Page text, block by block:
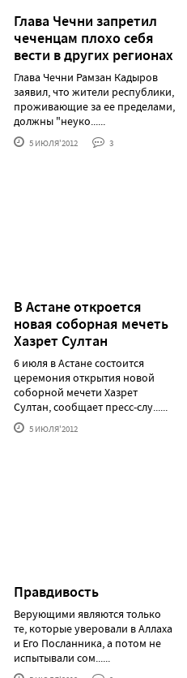
Глава Чечни запретил
чеченцам плохо себя
вести в других регионах
Глава Чечни Рамзан Кадыров
заявил, что жители республики,
проживающие за ее пределами,
должны "неуко......
5 ИЮЛЯ'2012 3
В Астане откроется
новая соборная мечеть
Хазрет Султан
6 июля в Астане состоится
церемония открытия новой
соборной мечети Хазрет
Султан, сообщает пресс-слу......
5 ИЮЛЯ'2012
Правдивость
Верующими являются только
те, которые уверовали в Аллаха
и Его Посланника, а потом не
испытывали сом......